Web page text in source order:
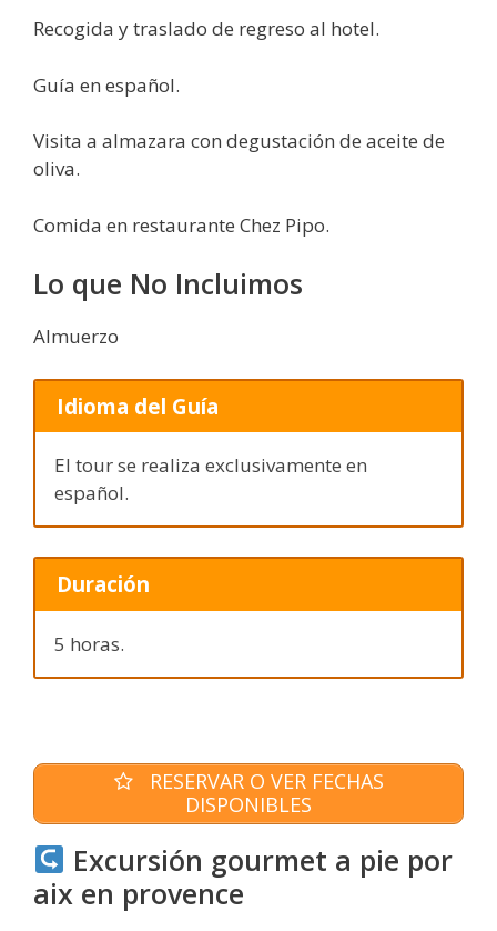
Recogida y traslado de regreso al hotel.
Guía en español.
Visita a almazara con degustación de aceite de
oliva.
Comida en restaurante Chez Pipo.
Lo que No Incluimos
Almuerzo
Idioma del Guía
El tour se realiza exclusivamente en
español.
Duración
5 horas.
RESERVAR O VER FECHAS
DISPONIBLES
Excursión gourmet a pie por
aix en provence